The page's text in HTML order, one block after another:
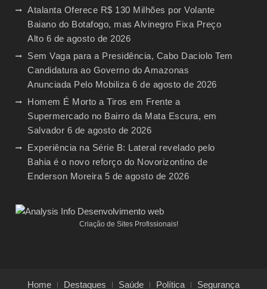
Atalanta Oferece R$ 130 Milhões por Volante
Baiano do Botafogo, mas Alvinegro Fixa Preço
Alto 6 de agosto de 2026
Sem Vaga para a Presidência, Cabo Daciolo Tem
Candidatura ao Governo do Amazonas
Anunciada Pelo Mobiliza 6 de agosto de 2026
Homem É Morto a Tiros em Frente a
Supermercado no Bairro da Mata Escura, em
Salvador 6 de agosto de 2026
Experiência na Série B: Lateral revelado pelo
Bahia é o novo reforço do Novorizontino de
Enderson Moreira 5 de agosto de 2026
Criação de Sites Profissionais!
Home Destaques Saúde Política Segurança